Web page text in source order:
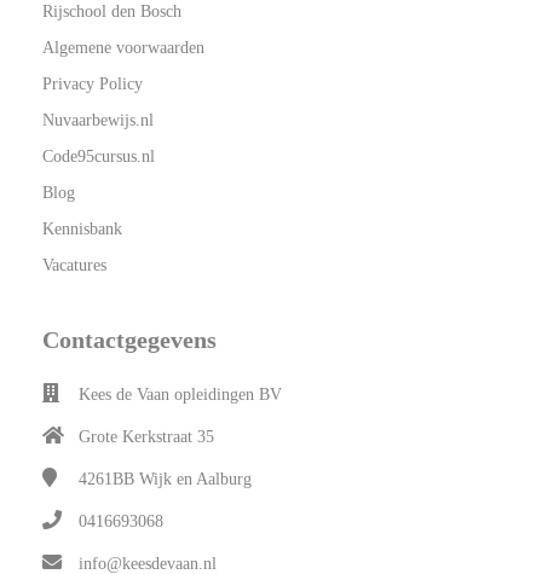
Rijschool den Bosch
Algemene voorwaarden
Privacy Policy
Nuvaarbewijs.nl
Code95cursus.nl
Blog
Kennisbank
Vacatures
Contactgegevens
Kees de Vaan opleidingen BV
Grote Kerkstraat 35
4261BB Wijk en Aalburg
0416693068
info@keesdevaan.nl